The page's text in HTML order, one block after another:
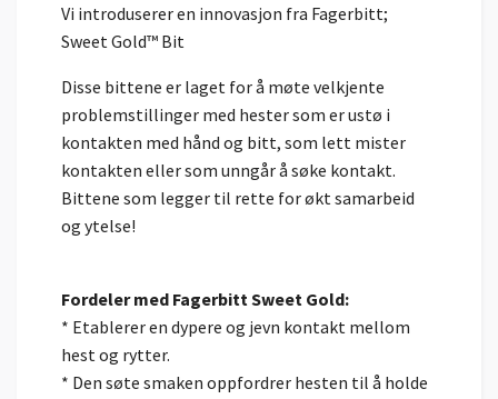
Vi introduserer en innovasjon fra Fagerbitt;
Sweet Gold™ Bit
Disse bittene er laget for å møte velkjente
problemstillinger med hester som er ustø i
kontakten med hånd og bitt, som lett mister
kontakten eller som unngår å søke kontakt.
Bittene som legger til rette for økt samarbeid
og ytelse!
Fordeler med Fagerbitt Sweet Gold:
* Etablerer en dypere og jevn kontakt mellom
hest og rytter.
* Den søte smaken oppfordrer hesten til å holde